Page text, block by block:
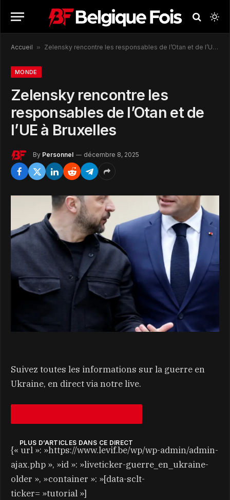
Accueil » Zelensky rencontre les responsables de l’Otan et de l’UE à Bruxelles
MONDE
Zelensky rencontre les
responsables de l’Otan et de
l’UE à Bruxelles
By Personnel décembre 8, 2025
Suivez toutes les informations sur la guerre en
Ukraine, en direct via notre live.
PLUS D’ARTICLES DANS CE DIRECT
{« url »: »https://www.levif.be/wp/wp-admin/admin-
ajax.php », »id »: »liveticker-guerre_en_ukraine-
older », »container »: »[data-sclt-
ticker= »tutorial »]